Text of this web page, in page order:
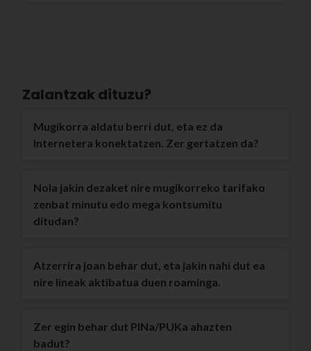
Zalantzak dituzu?
Mugikorra aldatu berri dut, eta ez da
Internetera konektatzen. Zer gertatzen da?
Nola jakin dezaket nire mugikorreko tarifako
zenbat minutu edo mega kontsumitu
ditudan?
Atzerrira joan behar dut, eta jakin nahi dut ea
nire lineak aktibatua duen roaminga.
Zer egin behar dut PINa/PUKa ahazten
badut?